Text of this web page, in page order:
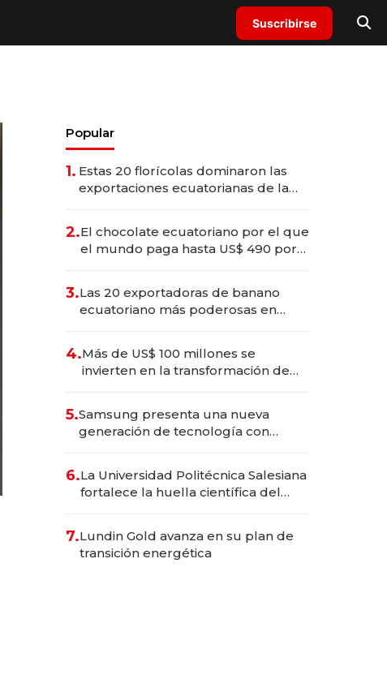
Suscribirse
Popular
1. Estas 20 florícolas dominaron las
exportaciones ecuatorianas de la
2.El chocolate ecuatoriano por el que
el mundo paga hasta US$ 490 por
3.Las 20 exportadoras de banano
ecuatoriano más poderosas en
4.Más de US$ 100 millones se
invierten en la transformación de
5.Samsung presenta una nueva
generación de tecnología con
6.La Universidad Politécnica Salesiana
fortalece la huella científica del
7.Lundin Gold avanza en su plan de
transición energética